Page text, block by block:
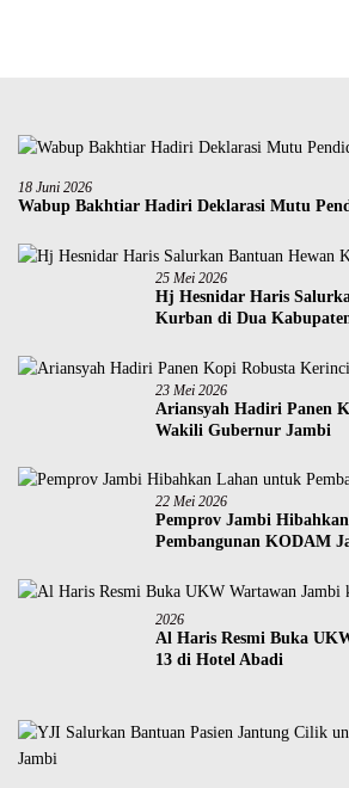
18 Juni 2026
Wabup Bakhtiar Hadiri Deklarasi Mutu
25 Mei 2026
Hj Hesnidar Haris
Kurban di Dua
23 Mei 2026
Ariansyah Hadiri Panen
Wakili Gubernur Jambi
22 Mei 2026
Pemprov Jambi
Pembangunan KODAM
2026
Al Haris Resmi Buka
13 di Hotel Abadi